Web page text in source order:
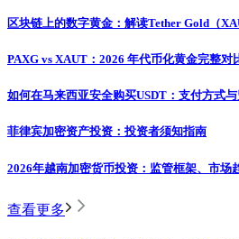
区块链上的数字黄金：解读Tether Gold（
PAXG vs XAUT：2026 年代币化黄金完整对
如何在马来西亚安全购买USDT：支付方式
菲律宾加密资产投资：投资者须知指南
2026年越南加密货币投资：监管框架、市场
查看更多